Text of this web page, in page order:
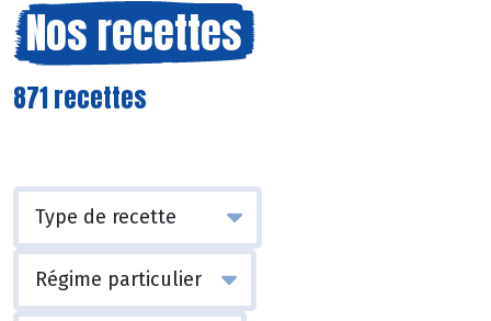
Nos recettes
871 recettes